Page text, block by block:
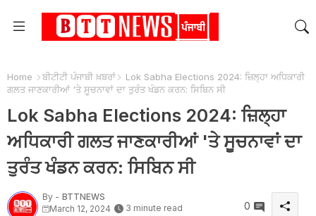
Home ਬੀਟੀਟੀ ਪੰਜਾਬੀ ਖ਼ਬਰਾਂ
Lok Sabha Elections 2024: ਜ਼ਿਲ੍ਹਾ ਅਧਿਕਾਰੀ
ਗਲਤ ਜਾਣਕਾਰੀਆਂ 'ਤੇ ਸੂਚਨਾਵਾਂ ਦਾ ਤੁਰੰਤ ਖੰਡਨ ਕਰਨ: ਸਿਬਿਨ ਸੀ
Lok Sabha Elections 2024: ਜ਼ਿਲ੍ਹਾ
ਅਧਿਕਾਰੀ ਗਲਤ ਜਾਣਕਾਰੀਆਂ 'ਤੇ ਸੂਚਨਾਵਾਂ ਦਾ
ਤੁਰੰਤ ਖੰਡਨ ਕਰਨ: ਸਿਬਿਨ ਸੀ
By - BTTNEWS
March 12, 2024
3 minute read 0